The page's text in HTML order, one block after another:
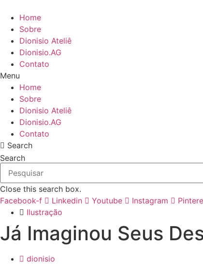
para
conteúdo
Home
Sobre
Dionisio Ateliê
Dionisio.AG
Contato
Menu
Home
Sobre
Dionisio Ateliê
Dionisio.AG
Contato
Search
Search
Close this search box.
Facebook-f
Linkedin Youtube Instagram
Ilustração
Já Imaginou Seus
dionisio